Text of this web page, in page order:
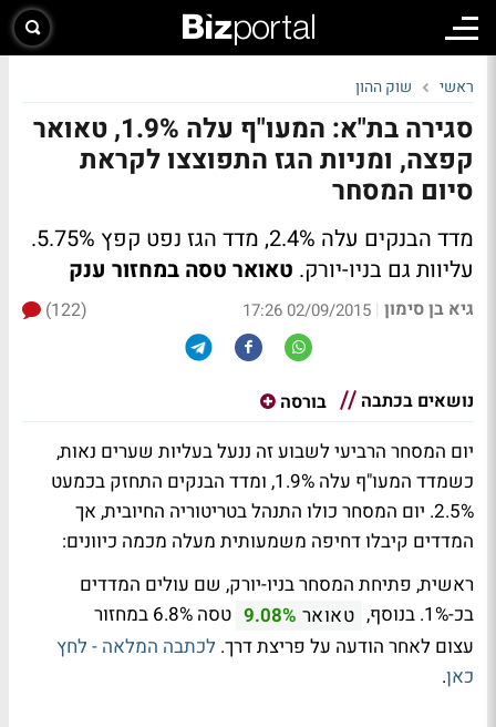
ראשי שוק ההון
סגירה בת"א: המעו"ף עלה 1.9%, טאואר
קפצה, ומניות הגז התפוצצו לקראת
סיום המסחר
מדד הבנקים עלה 2.4%, מדד הגז נפט קפץ 5.75%.
עליוות גם בניו-יורק. טאואר טסה במחזור ענק
גיא בן סימון |
02/09/2015 17:26
(122)
נושאים בכתבה בורסה
יום המסחר הרביעי לשבוע זה ננעל בעליות שערים נאות,
כשמדד המעו"ף עלה 1.9%, ומדד הבנקים התחזק בכמעט
2.5%. יום המסחר כולו התנהל בטריטוריה החיובית, אך
המדדים קיבלו דחיפה משמעותית מעלה מכמה כיוונים:
ראשית, פתיחת המסחר בניו-יורק, שם עולים המדדים
בכ-1%. בנוסף,
טאואר 9.08%
טסה 6.8% במחזור
עצום לאחר הודעה על פריצת דרך. לכתבה המלאה - לחץ
כאן.